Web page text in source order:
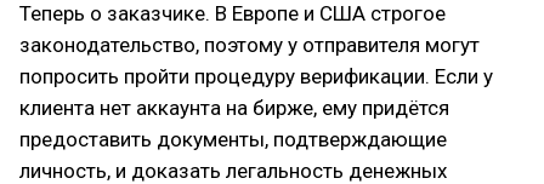
Теперь о заказчике. В Европе и США строгое
законодательство, поэтому у отправителя могут
попросить пройти процедуру верификации. Если у
клиента нет аккаунта на бирже, ему придётся
предоставить документы, подтверждающие
личность, и доказать легальность денежных